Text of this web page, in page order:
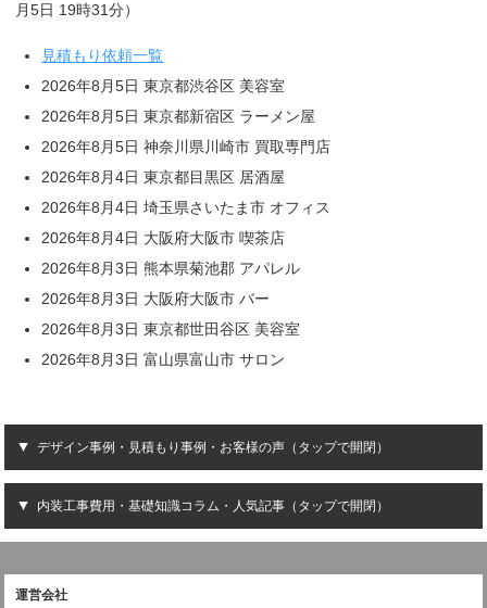
月5日 19時31分）
見積もり依頼一覧
2026年8月5日 東京都渋谷区 美容室
2026年8月5日 東京都新宿区 ラーメン屋
2026年8月5日 神奈川県川崎市 買取専門店
2026年8月4日 東京都目黒区 居酒屋
2026年8月4日 埼玉県さいたま市 オフィス
2026年8月4日 大阪府大阪市 喫茶店
2026年8月3日 熊本県菊池郡 アパレル
2026年8月3日 大阪府大阪市 バー
2026年8月3日 東京都世田谷区 美容室
2026年8月3日 富山県富山市 サロン
デザイン事例・見積もり事例・お客様の声（タップで開閉）
内装工事費用・基礎知識コラム・人気記事（タップで開閉）
運営会社